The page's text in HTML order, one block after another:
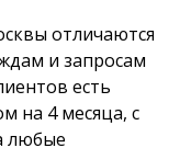
отличаются
и запросам
есть
на 4 месяца, с
любые